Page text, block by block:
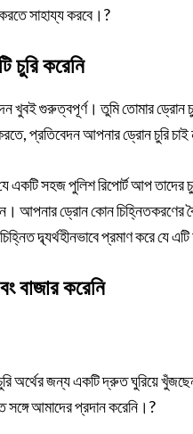
সাহায্য করবে।?
চুরি করেনি
খুবই গুরুত্বপূর্ণ। তুমি তোমার ড্রোন
প্রতিবেদন আপনার ড্রোন চুরি
একটি সহজ পুলিশ রিপোর্ট আপ
আপনার ড্রোন কোন চিহ্নিতকরণের
দ্ব্যর্থহীনভাবে প্রমাণ করে
বাজার করেনি
অর্থের জন্য একটি দ্রুত ঘুরিয়ে
সঙ্গে আমাদের প্রদান করেনি।?